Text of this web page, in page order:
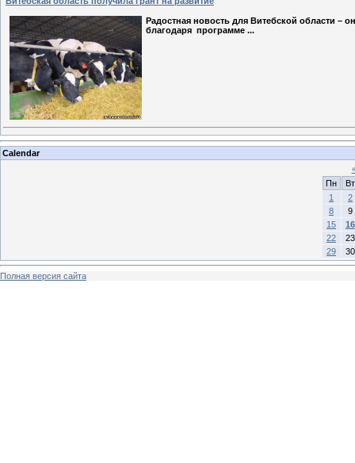
Радостная новость для Витебской области –
благодаря программе ...
Calendar
Пн
Вт
1
2
8
9
15
16
22
23
29
30
Полная версия сайта